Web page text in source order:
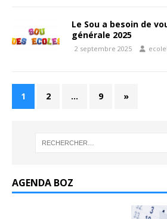
Le Sou a besoin de
générale 2025
2 septembre 2025
1 2 … 9 »
AGENDA BOZ